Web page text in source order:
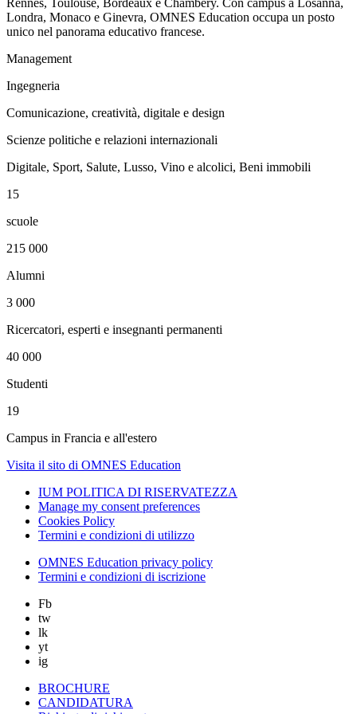
Londra, Monaco e Ginevra, OMNES Education occupa un posto
unico nel panorama educativo francese.
Management
Ingegneria
Comunicazione, creatività, digitale e design
Scienze politiche e relazioni internazionali
Digitale, Sport, Salute, Lusso, Vino e alcolici, Beni immobili
15
scuole
215 000
Alumni
3 000
Ricercatori, esperti e insegnanti permanenti
40 000
Studenti
19
Campus in Francia e all'estero
Visita il sito di OMNES Education
IUM POLITICA DI RISERVATEZZA
Manage my consent preferences
Cookies Policy
Termini e condizioni di utilizzo
OMNES Education privacy policy
Termini e condizioni di iscrizione
Fb
tw
lk
yt
ig
BROCHURE
CANDIDATURA